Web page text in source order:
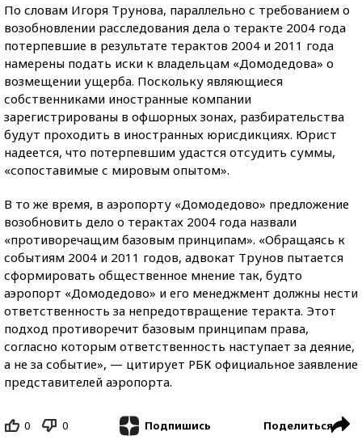
По словам Игоря Трунова, параллельно с требованием о
возобновлении расследования дела о теракте 2004 года
потерпевшие в результате терактов 2004 и 2011 года
намерены подать иски к владельцам «Домодедова» о
возмещении ущерба. Поскольку являющиеся
собственниками иностранные компании
зарегистрированы в офшорных зонах, разбирательства
будут проходить в иностранных юрисдикциях. Юрист
надеется, что потерпевшим удастся отсудить суммы,
«сопоставимые с мировым опытом».
В то же время, в аэропорту «Домодедово» предложение
возобновить дело о терактах 2004 года назвали
«противоречащим базовым принципам». «Обращаясь к
событиям 2004 и 2011 годов, адвокат Трунов пытается
сформировать общественное мнение так, будто
аэропорт «Домодедово» и его менеджмент должны нести
ответственность за непредотвращение теракта. Этот
подход противоречит базовым принципам права,
согласно которым ответственность наступает за деяние,
а не за событие», — цитирует РБК официальное заявление
представителей аэропорта.
0 0 Подпишись Поделиться